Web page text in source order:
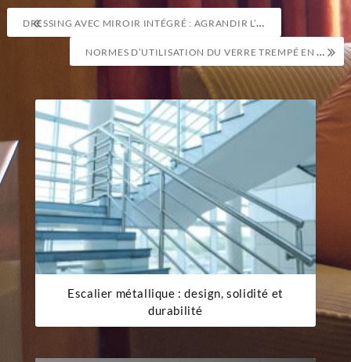
Navigation
de
l’article
DRESSING AVEC MIROIR INTÉGRÉ : AGRANDIR L’ESPACE VISUELLEMENT
NORMES D’UTILISATION DU VERRE TREMPÉ EN HAUTEUR
Escalier métallique : design, solidité et
durabilité